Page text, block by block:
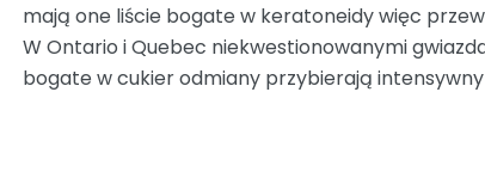
mają one liście bogate w keratoneidy więc
W Ontario i Quebec niekwestionowanymi
bogate w cukier odmiany przybierają